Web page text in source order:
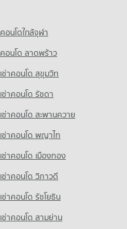
คอนโดใกล้จุฬา
คอนโด ลาดพร้าว
เช่าคอนโด สุขุมวิท
เช่าคอนโด รัชดา
เช่าคอนโด สะพานควาย
เช่าคอนโด พญาไท
เช่าคอนโด เมืองทอง
เช่าคอนโด วิภาวดี
เช่าคอนโด รัชโยธิน
เช่าคอนโด สามย่าน